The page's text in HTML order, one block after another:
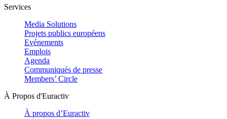
Services
Media Solutions
Projets publics européens
Evénements
Emplois
Agenda
Communiqués de presse
Members’ Circle
À Propos d'Euractiv
À propos d’Euractiv